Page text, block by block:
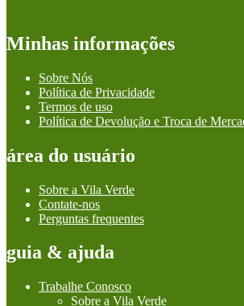
Minhas informações
Sobre Nós
Política de Privacidade
Termos de uso
Política de Devolução e Troca de
área do usuário
Sobre a Vila Verde
Contate-nos
Perguntas frequentes
guia & ajuda
Trabalhe Conosco
Sobre a Vila Verde